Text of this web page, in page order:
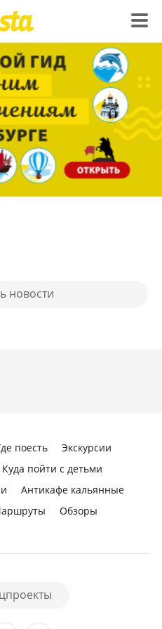
новости
поесть
Экскурсии
Куда пойти с детьми
Антикафе кальянные
Обзоры